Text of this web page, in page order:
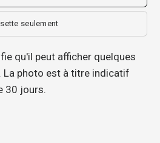
seulement
qu'il peut afficher quelques
La photo est à titre indicatif
30 jours.